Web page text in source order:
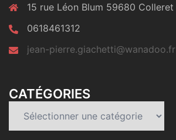
15 rue Léon Blum 59680 Colleret
0618461312
jean-pierre.giachetti@wanadoo.fr
CATÉGORIES